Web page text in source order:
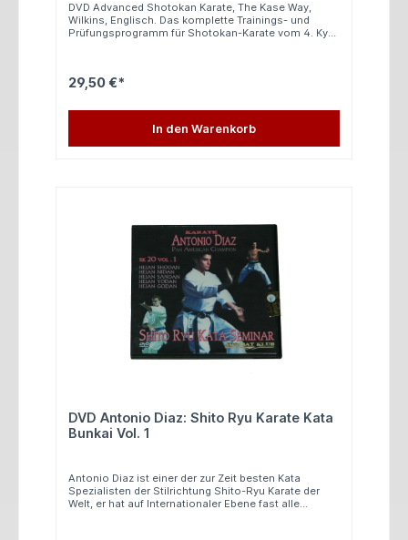
DVD Advanced Shotokan Karate, The Kase Way,
Wilkins, Englisch. Das komplette Trainings- und
Prüfungsprogramm für Shotokan-Karate vom 4. Kyu
und schnell gezeigt: Tekki Shodan, Bassai Dai, Jion,
Godan in URA-Form! Ippon Kumite techniques zum
4. Kyu. Einführung in die typischen Kamaes von
Sensei Kase. Jyu-Ippon Kumite für Braungurtniveaus.
29,50 €*
In den Warenkorb
DVD Antonio Diaz: Shito Ryu Karate Kata
Bunkai Vol. 1
Antonio Diaz ist einer der zur Zeit besten Kata
Spezialisten der Stilrichtung Shito-Ryu Karate der
Welt, er hat auf Internationaler Ebene fast alle